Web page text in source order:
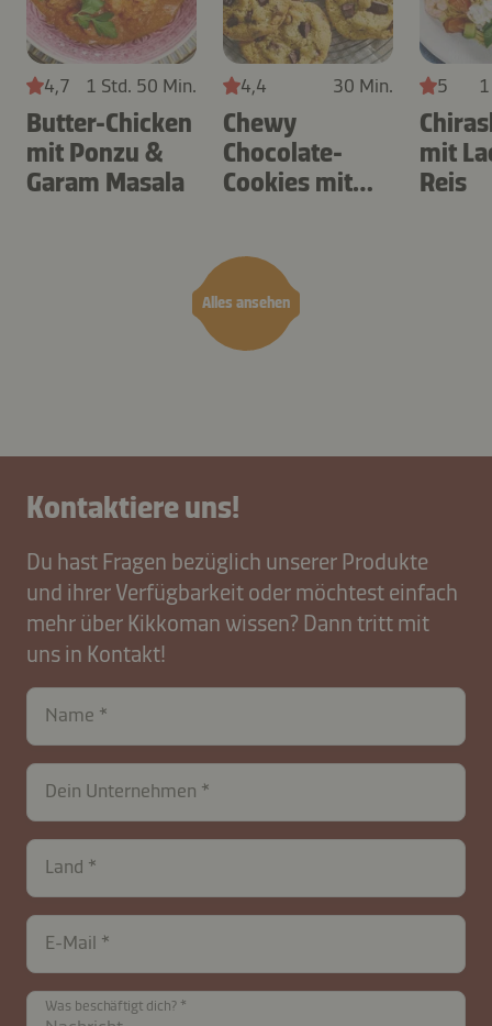
Alles ansehen
4,7 1 Std. 50 Min.
Butter-Chicken
mit Ponzu &
Garam Masala
4,4 30 Min.
Chewy
Chocolate-
Cookies mit
5
mit
Reis
Kontaktiere uns!
Du hast Fragen bezüglich unserer Produkte
und ihrer Verfügbarkeit oder möchtest einfach
mehr über Kikkoman wissen? Dann tritt mit
uns in Kontakt!
Name
contactDE-
B2B-
27845-
nHWJsCQZzhvlEXg5i
Dein Unternehmen
Land
E-Mail
Was beschäftigt dich?